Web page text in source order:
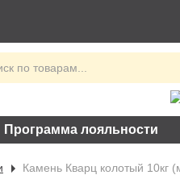
Программа лояльности
Камень Кварц колотый 10кг